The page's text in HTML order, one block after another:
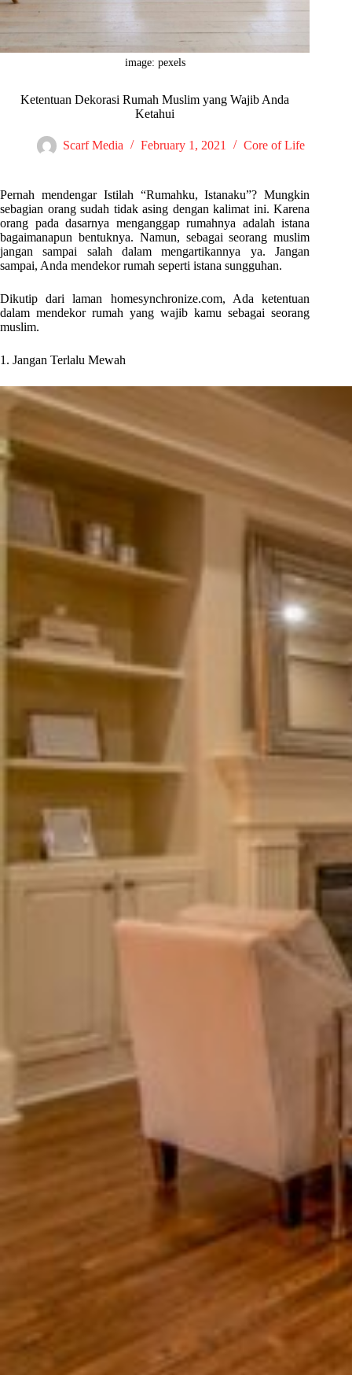
image: pexels
Ketentuan Dekorasi Rumah Muslim yang Wajib Anda
Ketahui
Scarf Media February 1, 2021 Core of Life
Pernah mendengar Istilah “Rumahku, Istanaku”? Mungkin
sebagian orang sudah tidak asing dengan kalimat ini. Karena
orang pada dasarnya menganggap rumahnya adalah istana
bagaimanapun bentuknya. Namun, sebagai seorang muslim
jangan sampai salah dalam mengartikannya ya. Jangan
sampai, Anda mendekor rumah seperti istana sungguhan.
Dikutip dari laman homesynchronize.com, Ada ketentuan
dalam mendekor rumah yang wajib kamu sebagai seorang
muslim.
1. Jangan Terlalu Mewah